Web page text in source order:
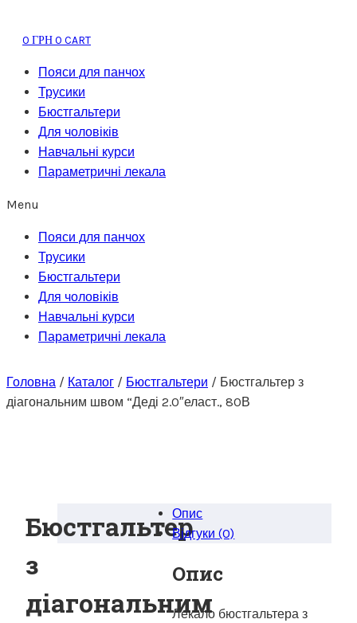
0 ГРН 0 CART
Пояси для панчох
Трусики
Бюстгальтери
Для чоловіків
Навчальні курси
Параметричні лекала
Menu
Пояси для панчох
Трусики
Бюстгальтери
Для чоловіків
Навчальні курси
Параметричні лекала
Головна / Каталог / Бюстгальтери / Бюстгальтер з
діагональним швом “Деді 2.0″еласт., 80В
Бюстгальтер
з
діагональним
Опис
Відгуки (0)
Опис
Лекало бюстгальтера з